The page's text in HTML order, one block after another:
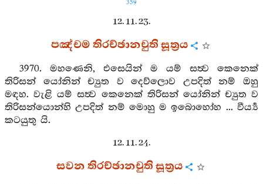
359
12. 11. 23.
පඤ්චම තිරච්ඡානචුති සූත්‍රය
3970. මහණෙනි, එසෙයින් ම යම් සත්‍ව කෙනෙක්
තිරිසන් යෝනින් ච්‍යුත ව දෙව්ලොව උපදිත් නම් ඔහු
මඳහ. වැළි යම් සත්‍ව කෙනෙක් තිරිසන් යෝනින් ච්‍යුත ව
තිරිසන්යොන්හි උපදිත් නම් මොහු ම ඉබොහෝහ ... වීර්‍ය්‍ය
කටයුතු යි.
12. 11. 24.
සවන තිරච්ඡානචුති සූත්‍රය